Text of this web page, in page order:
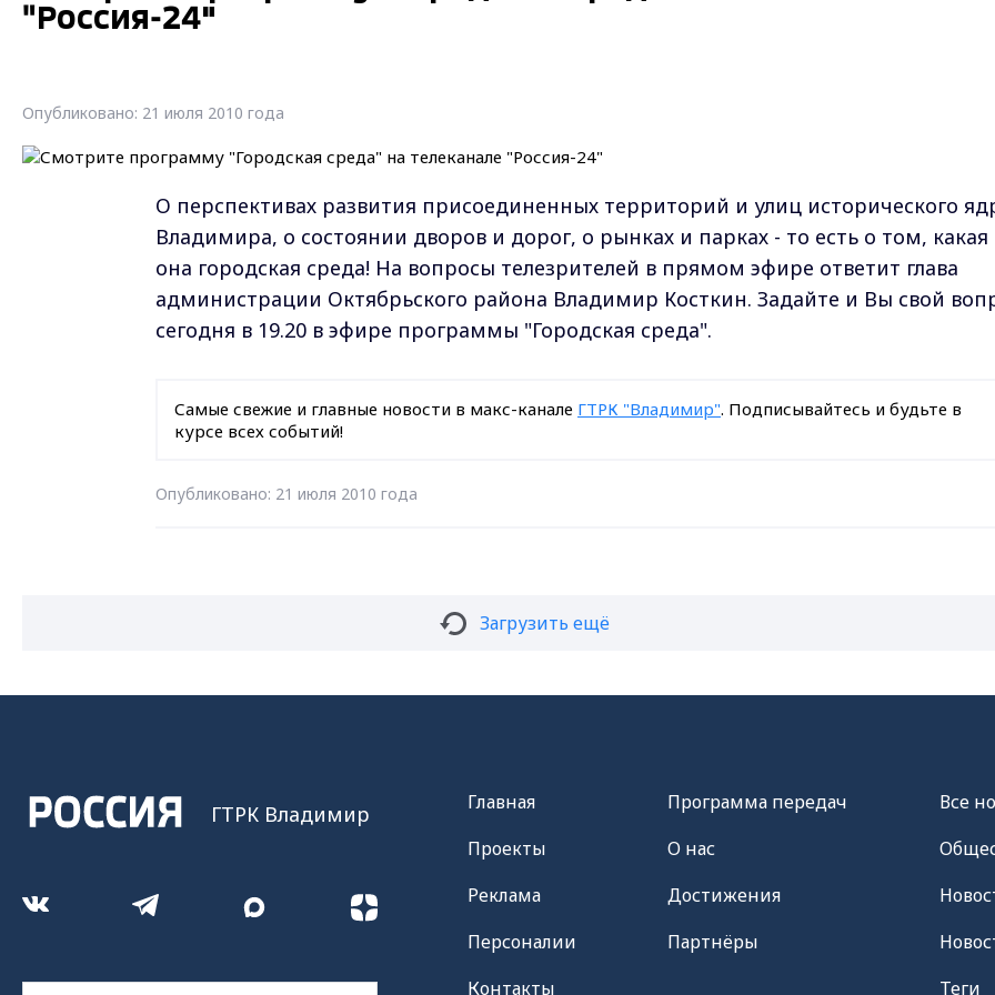
"Россия-24"
Опубликовано: 21 июля 2010 года
О перспективах развития присоединенных территорий и улиц исторического
Владимира, о состоянии дворов и дорог, о рынках и парках - то есть о том, какая
она городская среда! На вопросы телезрителей в прямом эфире ответит глава
администрации Октябрьского района Владимир Косткин. Задайте и Вы свой
сегодня в 19.20 в эфире программы "Городская среда".
Самые свежие и главные новости в макс-канале ГТРК "Владимир". Подписывайтесь и будьте в
курсе всех событий!
Опубликовано: 21 июля 2010 года
Загрузить ещё
ГТРК Владимир
Главная
Проекты
Реклама
Персоналии
Контакты
Программа передач
О нас
Достижения
Партнёры
Все
Теги